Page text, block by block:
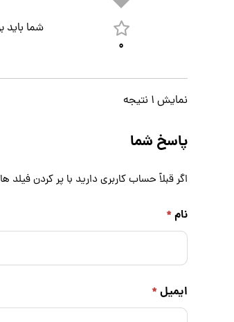
۰
شما باید
نمایش ۱ نتیجه
پاسخ شما
اگر قبلاً حساب کاربری دارید با پر کردن فیلد
نام*
ایمیل*